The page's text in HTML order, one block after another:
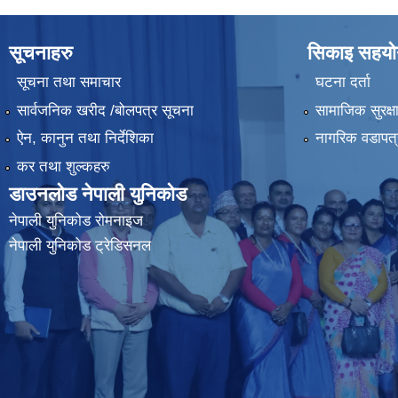
सूचनाहरु
सूचना तथा समाचार
सार्वजनिक खरीद /बोलपत्र सूचना
ऐन, कानुन तथा निर्देशिका
कर तथा शुल्कहरु
डाउनलोड नेपाली युनिकोड
नेपाली युनिकोड रोमनाइज
नेपाली युनिकोड ट्रेडिसनल
सिकाइ
घटना दर्ता
सामाजिक सुरक्षा
नागरिक